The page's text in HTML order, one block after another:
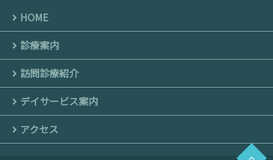
HOME
診療案内
訪問診療紹介
デイサービス案内
アクセス